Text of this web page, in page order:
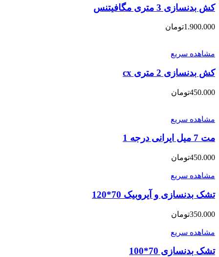
کش بدنسازی 3 متری مگافیتنس
تومان1.900.000
مشاهده سریع
کش بدنسازی 2 متری cx
تومان450.000
مشاهده سریع
مت 7 میل ایرانی درجه 1
تومان450.000
مشاهده سریع
تشک بدنسازی و آیروبیک 70*120
تومان350.000
مشاهده سریع
تشک بدنسازی 70*100